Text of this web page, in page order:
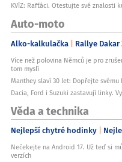
KVÍZ: Rafťáci. Otestujte své znalosti
Auto-moto
Alko-kalkulačka Rallye Dakar
Více než polovina Němců je pro
tom myslí
Manthey slaví 30 let: Dopřejte
Dacia, Ford i Suzuki zastavují linky.
Věda a technika
Nejlepší chytré hodinky
Nečekejte na Android 17. Už teď si
verzích